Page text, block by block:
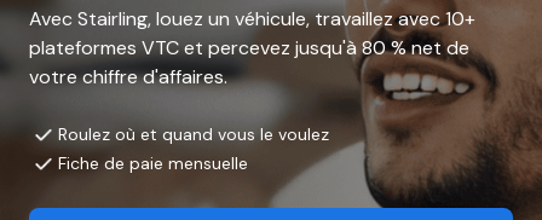
Avec Stairling, louez un véhicule, travaillez avec 10+
plateformes VTC et percevez jusqu'à 80 % net de
votre chiffre d'affaires.
Roulez où et quand vous le voulez
Fiche de paie mensuelle